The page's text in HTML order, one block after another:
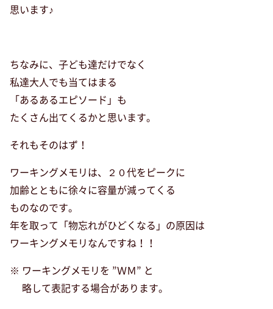
思います♪
ちなみに、子ども達だけでなく
私達大人でも当てはまる
「あるあるエピソード」も
たくさん出てくるかと思います。
それもそのはず！
ワーキングメモリは、２０代をピークに
加齢とともに徐々に容量が減ってくる
ものなのです。
年を取って「物忘れがひどくなる」の原因は
ワーキングメモリなんですね！！
※ ワーキングメモリを ”ＷＭ” と
略して表記する場合があります。